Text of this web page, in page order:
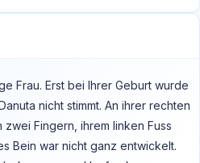
Frau. Erst bei Ihrer Geburt wurde
nicht stimmt. An ihrer rechten
Fingern, ihrem linken Fuss
Bein war nicht ganz entwickelt.